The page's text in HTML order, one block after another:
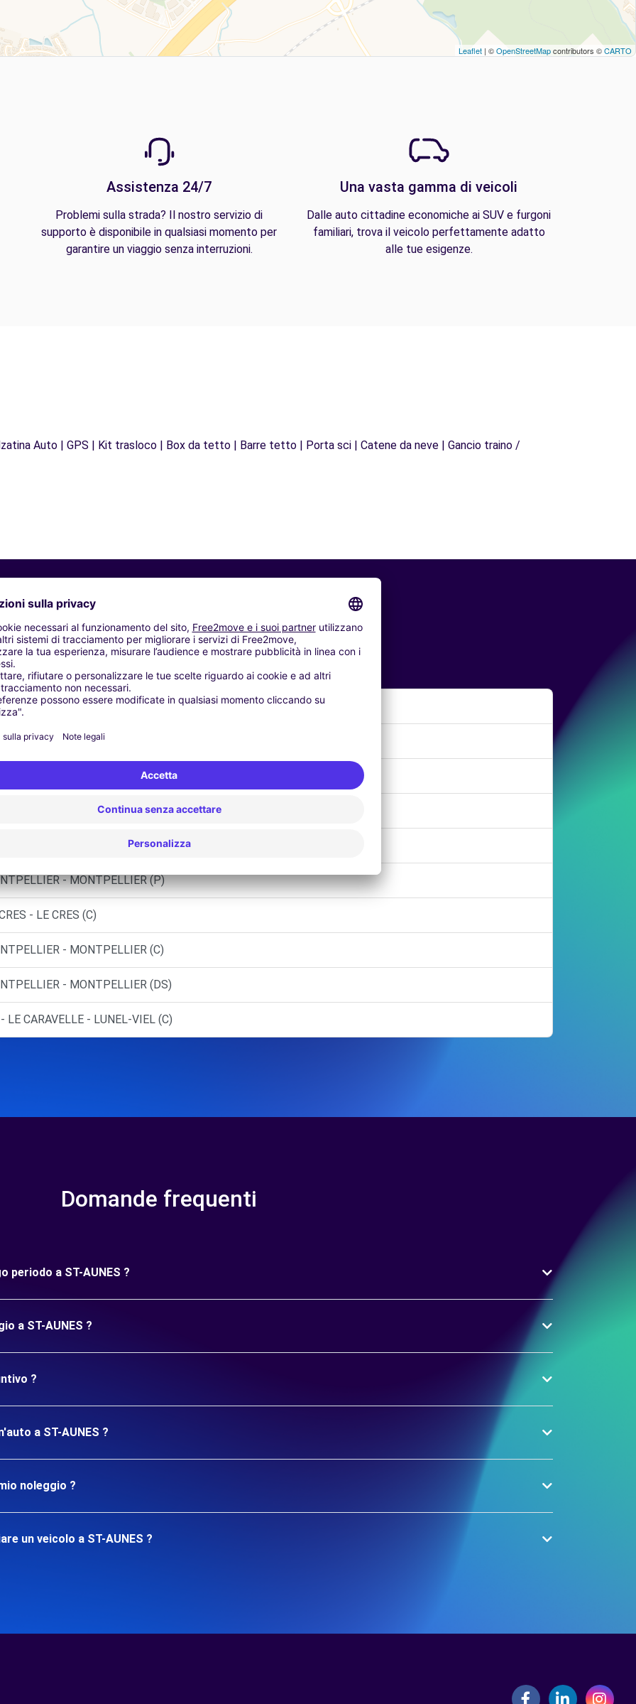
Leaflet | ©OpenStreetMapcontributors ©CARTO
Assistenza 24/7
Problemi sulla strada? Il nostro servizio di
supporto è disponibile in qualsiasi momento per
garantire un viaggio senza interruzioni.
Una vasta gamma di veicoli
Dalle auto cittadine economiche ai SUV e furgoni
familiari, trova il veicolo perfettamente adatto
alle tue esigenze.
Auto | GPS | Kit trasloco | Box da tetto | Barre tetto | Porta sci | Catene da neve | Gancio traino /
Agenzie simili
LATTES - LATTES (C)
(C)
- MONTPELLIER (O)
- MONTPELLIER (P)
- LE CRES (C)
- MONTPELLIER (C)
- MONTPELLIER (DS)
CARAVELLE - LUNEL-VIEL (C)
Domande frequenti
periodo a ST-AUNES ?
a ST-AUNES ?
?
a ST-AUNES ?
noleggio ?
un veicolo a ST-AUNES ?